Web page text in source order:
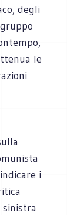
degli
le
i